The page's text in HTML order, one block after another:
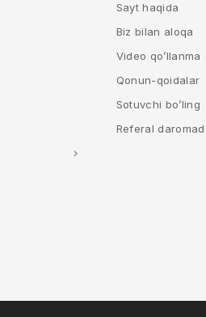
Sayt haqida
Biz bilan aloqa
Video qo’llanma
Qonun-qoidalar
Sotuvchi bo’ling
Referal daromad